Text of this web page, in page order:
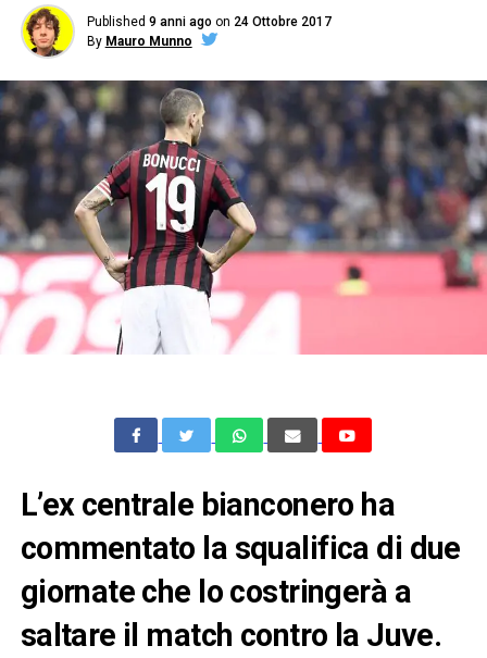
Published 9 anni ago on 24 Ottobre 2017
By Mauro Munno
L’ex centrale bianconero ha
commentato la squalifica di due
giornate che lo costringerà a
saltare il match contro la Juve.